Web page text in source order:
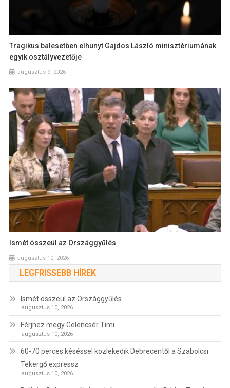
Tragikus balesetben elhunyt Gajdos László minisztériumának
egyik osztályvezetője
augusztus 9, 2026
Ismét összeül az Országgyűlés
augusztus 10, 2026
LEGFRISSEBB HÍREK
Ismét összeül az Országgyűlés
augusztus 10, 2026
Férjhez megy Gelencsér Timi
augusztus 10, 2026
60-70 perces késéssel közlekedik Debrecentől a Szabolcsi
Tekergő expressz
augusztus 10, 2026